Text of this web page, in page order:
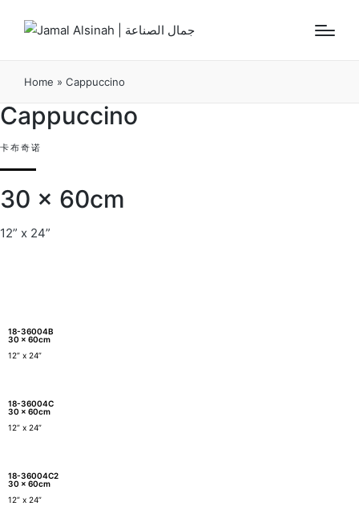
Home » Cappuccino
Cappuccino
卡布奇诺
30 x 60cm
12” x 24”
18-36004B
30 x 60cm
12” x 24”
18-36004C
30 x 60cm
12” x 24”
18-36004C2
30 x 60cm
12” x 24”